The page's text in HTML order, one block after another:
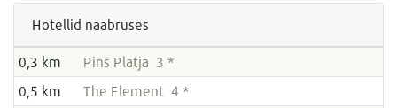
Hotellid naabruses
0,3 km
Pins Platja 3 *
0,5 km
The Element 4 *